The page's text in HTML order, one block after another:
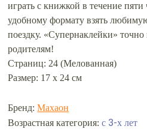
играть с книжкой в течение пяти
удобному формату взять
поездку. «Супернаклейки»
родителям!
Страниц: 24 (Мелованная)
Размер: 17 х 24 см
Бренд:Махаон
Возрастная категория:с 3-х лет